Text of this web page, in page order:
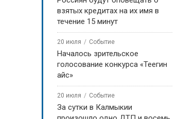
взятых кредитах на их имя в
течение 15 минут
20 июля Событие
Началось зрительское
голосование конкурса «Теегин
айс»
20 июля Событие
За сутки в Калмыкии